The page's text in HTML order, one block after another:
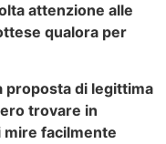
attenzione alle
qualora per
proposta di legittima
trovare in
mire facilmente